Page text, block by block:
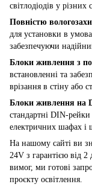
світлодіодів у різних
Повністю
для установки в
забезпечуючи
Блоки живлення з
встановленні та
врізання в стіну або
Блоки живлення на
стандартні DIN-
електричних шафах і
На нашому сайті ви
24V з гарантією від
вимог, ми готові
проєкту освітлення.